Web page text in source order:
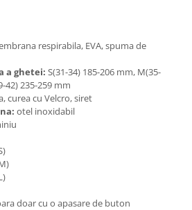
respirabila, EVA, spuma de
a ghetei: S(31-34) 185-206 mm, M(35-
42) 235-259 mm
curea cu Velcro, siret
otel inoxidabil
doar cu o apasare de buton